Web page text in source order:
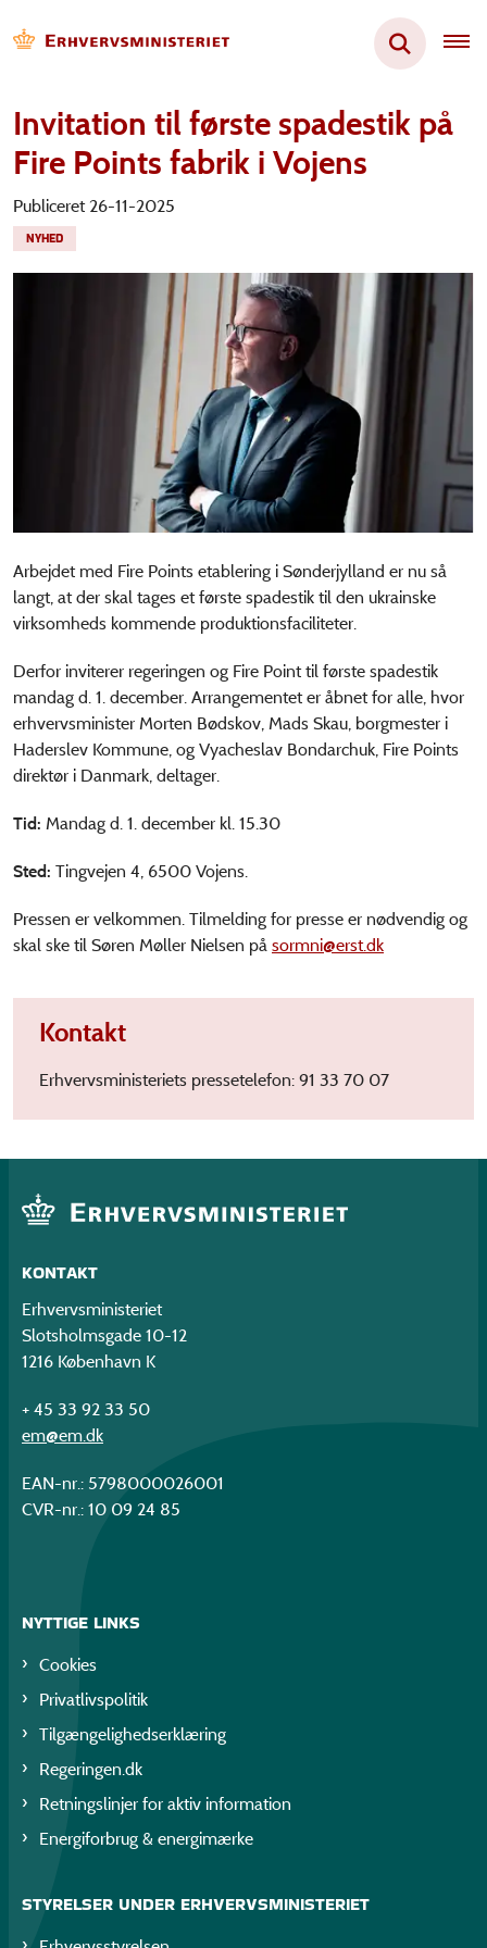
Invitation til første spadestik på
Fire Points fabrik i Vojens
Publiceret 26-11-2025
NYHED
Arbejdet med Fire Points etablering i Sønderjylland er nu så
langt, at der skal tages et første spadestik til den ukrainske
virksomheds kommende produktionsfaciliteter.
Derfor inviterer regeringen og Fire Point til første spadestik
mandag d. 1. december. Arrangementet er åbnet for alle, hvor
erhvervsminister Morten Bødskov, Mads Skau, borgmester i
Haderslev Kommune, og Vyacheslav Bondarchuk, Fire Points
direktør i Danmark, deltager.
Tid: Mandag d. 1. december kl. 15.30
Sted: Tingvejen 4, 6500 Vojens.
Pressen er velkommen. Tilmelding for presse er nødvendig og
skal ske til Søren Møller Nielsen på sormni@erst.dk
Kontakt
Erhvervsministeriets pressetelefon: 91 33 70 07
KONTAKT
Erhvervsministeriet
Slotsholmsgade 10-12
1216 København K
+ 45 33 92 33 50
em@em.dk
EAN-nr.: 5798000026001
CVR-nr.: 10 09 24 85
NYTTIGE LINKS
Cookies
Privatlivspolitik
Tilgængelighedserklæring
Regeringen.dk
Retningslinjer for aktiv information
Energiforbrug & energimærke
STYRELSER UNDER ERHVERVSMINISTERIET